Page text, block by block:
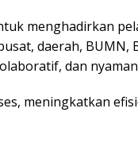
menghadirkan
daerah, BUMN,
dan
meningkatkan